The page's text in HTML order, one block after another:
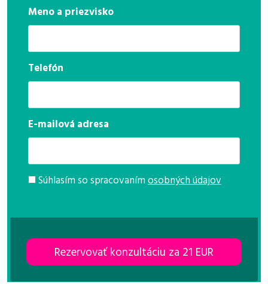
Meno a priezvisko
Telefón
E-mailová adresa
Súhlasím so spracovanímosobných údajov